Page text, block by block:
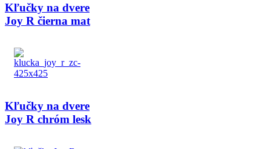
Kľučky na dvere
Joy R čierna mat
Kľučky na dvere
Joy R chróm lesk